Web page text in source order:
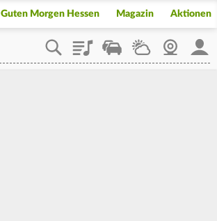
Guten Morgen Hessen Magazin Aktionen
PlaylistStaupilotWetterWebcam